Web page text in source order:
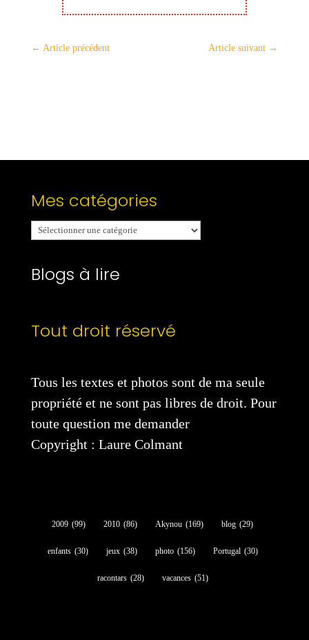
← Article précédent Article suivant →
Mes catégories
Mes
catégories
Blogs à lire
Tout droit réservé
Tous les textes et photos sont de ma seule
propriété et ne sont pas libres de droit. Pour
toute question me demander
Copyright : Laure Colmant
2009 (99) 2010 (86) Akynou (169) blog (29)
enfants (30) jeux (38) photo (156) Portugal (30)
racontars (28) vacances (51)